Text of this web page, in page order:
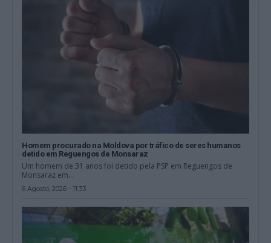
Homem procurado na Moldova por tráfico de seres humanos
detido em Reguengos de Monsaraz
Um homem de 31 anos foi detido pela PSP em Reguengos de
Monsaraz em...
6 Agosto, 2026 - 11:33